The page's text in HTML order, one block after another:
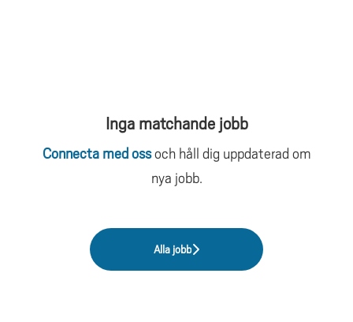
Inga matchande jobb
Connecta med ossoch håll dig uppdaterad om
nya jobb.
Alla jobb